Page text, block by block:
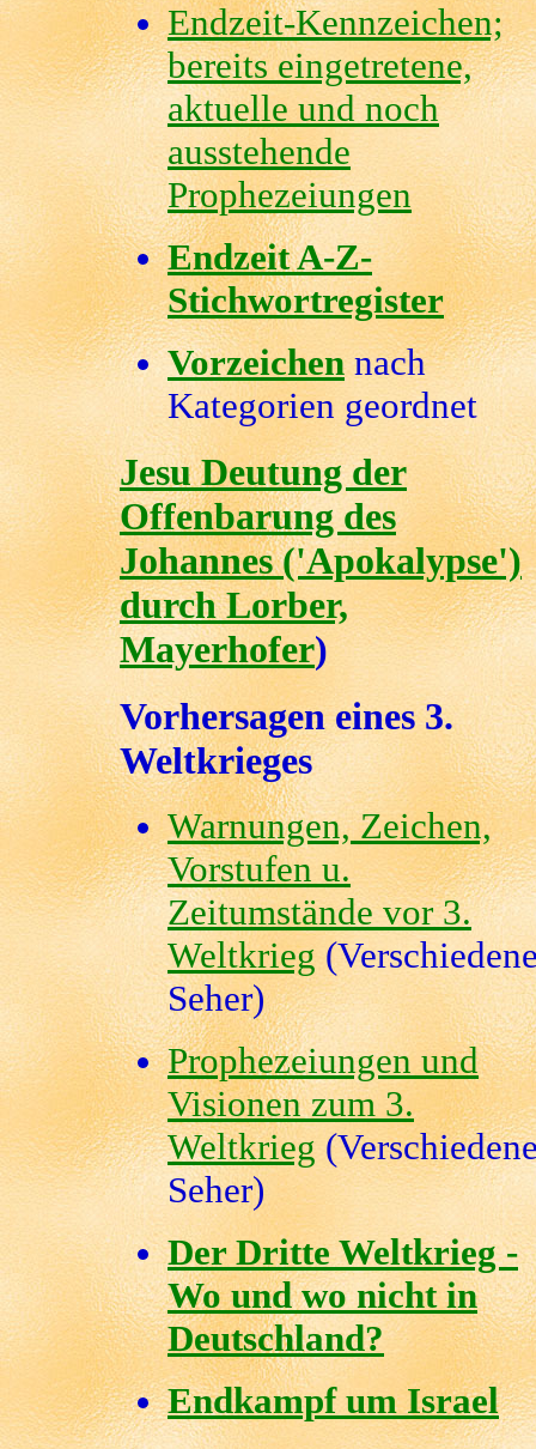
Endzeit-Kennzeichen;
bereits eingetretene,
aktuelle und noch
ausstehende
Prophezeiungen
Endzeit A-Z-
Stichwortregister
Vorzeichennach
Kategorien geordnet
Jesu Deutung der
Offenbarung des
Johannes ('Apokalypse')
durch Lorber,
Mayerhofer)
Vorhersagen eines 3.
Weltkrieges
Warnungen, Zeichen,
Vorstufen u.
Zeitumstände vor 3.
Weltkrieg
Seher)
Prophezeiungen und
Visionen zum 3.
Weltkrieg
Seher)
Der Dritte Weltkrieg -
Wo und wo nicht in
Deutschland?
Endkampf um Israel